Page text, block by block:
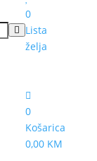
0
Lista
želja
0
Košarica
0,00 KM